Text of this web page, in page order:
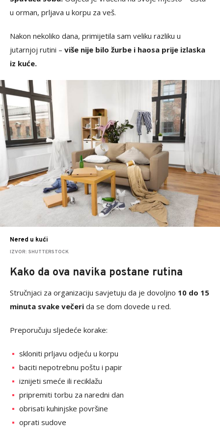
u orman, prljava u korpu za veš.
Nakon nekoliko dana, primijetila sam veliku razliku u
jutarnjoj rutini – više nije bilo žurbe i haosa prije izlaska
iz kuće.
Nered u kući
IZVOR: SHUTTERSTOCK
Kako da ova navika postane rutina
Stručnjaci za organizaciju savjetuju da je dovoljno 10 do 15
minuta svake večeri da se dom dovede u red.
Preporučuju sljedeće korake:
skloniti prljavu odjeću u korpu
baciti nepotrebnu poštu i papir
iznijeti smeće ili reciklažu
pripremiti torbu za naredni dan
obrisati kuhinjske površine
oprati sudove